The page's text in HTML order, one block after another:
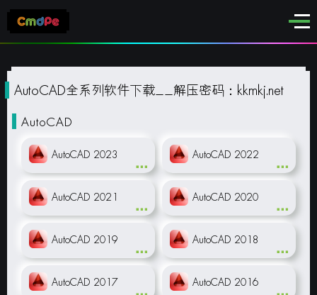
AutoCAD全系列软件下载__解压密码：kkmkj.net
AutoCAD
AutoCAD 2023 AutoCAD 2022
AutoCAD 2021 AutoCAD 2020
AutoCAD 2019 AutoCAD 2018
AutoCAD 2017 AutoCAD 2016